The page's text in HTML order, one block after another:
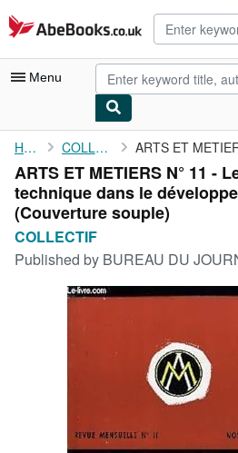
Skip to main content
AbeBooks.co.uk
Menu
My Account
My Purchases
Advanced Search
Browse Collections
Art & Collectables
Home COLLECTIF
ARTS ET METIERS N° 11 -
technique dans le
(Couverture souple)
COLLECTIF
Published by BUREAU DU